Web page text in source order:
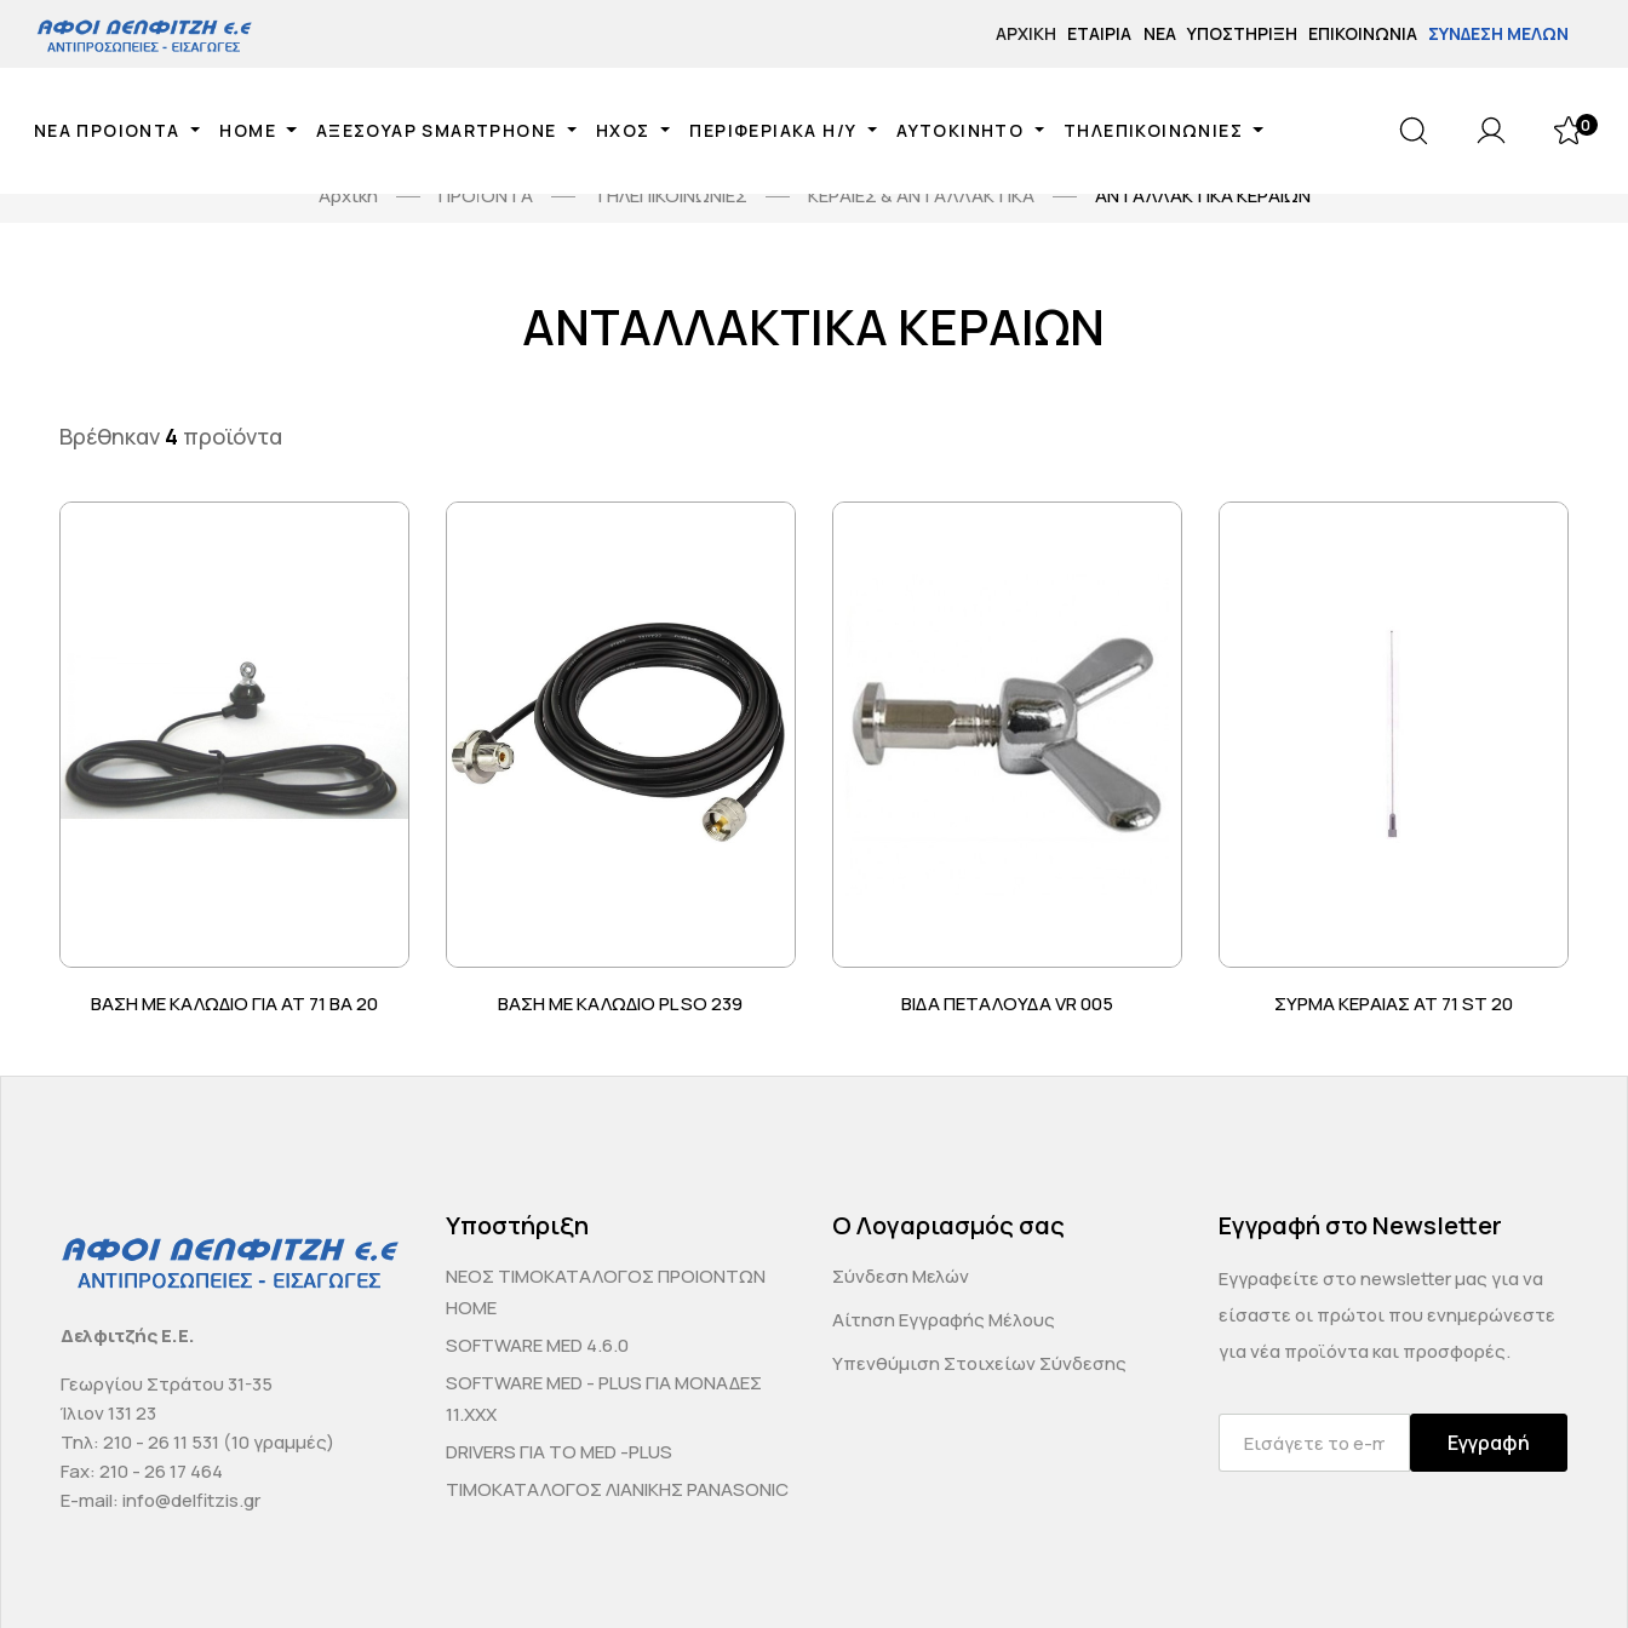
ΑΡΧΙΚΉ ΕΤΑΙΡΊΑ ΝΈΑ ΥΠΟΣΤΉΡΙΞΗ ΕΠΙΚΟΙΝΩΝΊΑ ΣΎΝΔΕΣΗ ΜΕΛΏΝ
ΝΕΑ ΠΡΟΙΟΝΤΑ HOME ΑΞΕΣΟΥΑΡ SMARTPHONE ΗΧΟΣ ΠΕΡΙΦΕΡΙΑΚΑ Η/Υ ΑΥΤΟΚΙΝΗΤΟ ΤΗΛΕΠΙΚΟΙΝΩΝΙΕΣ 0
Αρχική ΠΡΟΪΟΝΤΑ ΤΗΛΕΠΙΚΟΙΝΩΝΙΕΣ ΚΕΡΑΙΕΣ & ΑΝΤΑΛΛΑΚΤΙΚΑ ΑΝΤΑΛΛΑΚΤΙΚΑ ΚΕΡΑΙΩΝ
ΑΝΤΑΛΛΑΚΤΙΚΑ ΚΕΡΑΙΩΝ
Βρέθηκαν 4 προϊόντα
ΒΑΣΗ ΜΕ ΚΑΛΩΔΙΟ ΓΙΑ ΑΤ 71 BA 20 ΒΑΣΗ ΜΕ ΚΑΛΩΔΙΟ PL SO 239 ΒΙΔΑ ΠΕΤΑΛΟΥΔΑ VR 005 ΣΥΡΜΑ ΚΕΡΑΙΑΣ ΑΤ 71 ST 20
Δελφιτζής Ε.Ε.
Γεωργίου Στράτου 31-35
Ίλιον 131 23
Τηλ: 210 - 26 11 531 (10 γραμμές)
Fax: 210 - 26 17 464
E-mail: info@delfitzis.gr
Υποστήριξη
ΝΕΟΣ ΤΙΜΟΚΑΤΑΛΟΓΟΣ ΠΡΟΙΟΝΤΩΝ
HOME
SOFTWARE MED 4.6.0
SOFTWARE MED - PLUS ΓΙΑ ΜΟΝΑΔΕΣ
11.ΧΧΧ
DRIVERS ΓΙΑ ΤΟ MED -PLUS
ΤΙΜΟΚΑΤΑΛΟΓΟΣ ΛΙΑΝΙΚΗΣ PANASONIC
Ο Λογαριασμός σας
Σύνδεση Μελών
Αίτηση Εγγραφής Μέλους
Υπενθύμιση Στοιχείων Σύνδεσης
Εγγραφή στο Newsletter
Εγγραφείτε στο newsletter μας για να
είσαστε οι πρώτοι που ενημερώνεστε
για νέα προϊόντα και προσφορές.
Εγγραφή